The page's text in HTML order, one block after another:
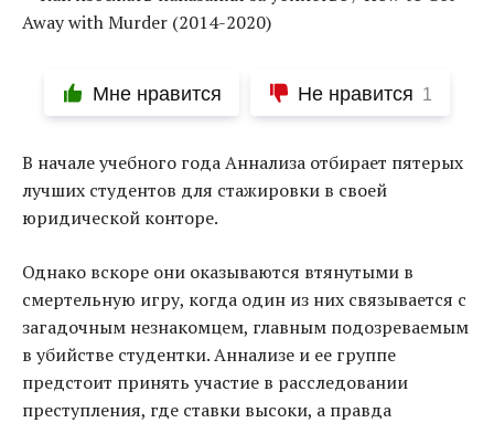
Мне нравится Не нравится 1
В начале учебного года Аннализа отбирает пятерых
лучших студентов для стажировки в своей
юридической конторе.
Однако вскоре они оказываются втянутыми в
смертельную игру, когда один из них связывается с
загадочным незнакомцем, главным подозреваемым
в убийстве студентки. Аннализе и ее группе
предстоит принять участие в расследовании
преступления, где ставки высоки, а правда